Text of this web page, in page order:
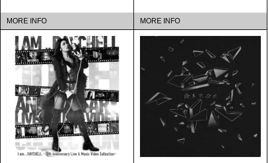
MORE INFO MORE INFO